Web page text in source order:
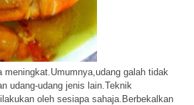
galah tidak
udang-udang jenis lain.Teknik
oleh sesiapa sahaja.Berbekalkan